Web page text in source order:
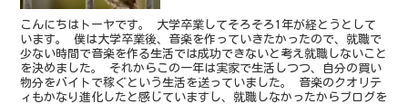
こんにちはトーヤです。 大学卒業してそろそろ1年が経とうとして
います。 僕は大学卒業後、音楽を作っていきたかったので、就職で
少ない時間で音楽を作る生活では成功できないと考え就職しないこと
を決めました。 それからこの一年は実家で生活しつつ、自分の買い
物分をバイトで稼ぐという生活を送っていました。 音楽のクオリテ
ィもかなり進化したと感じていますし、就職しなかったからブログを